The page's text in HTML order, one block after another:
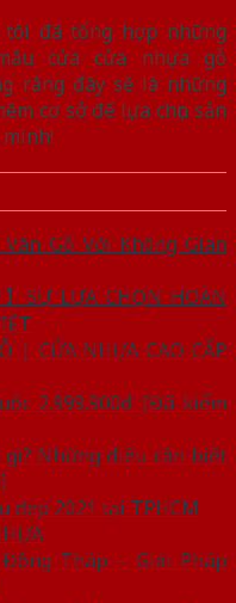
đã tổng hợp những
cửa cửa nhựa gỗ
rằng đây sẽ là những
cơ sở để lựa chọn sản
Gỗ Với Không Gian
】SỰ LỰA CHỌN HOÀN
| CỬA NHỰA CAO CẤP
2.999.900đ [Đã kiểm
Những điều cần biết
đẹp 2021 tại TPHCM
Tháp – Giải Pháp